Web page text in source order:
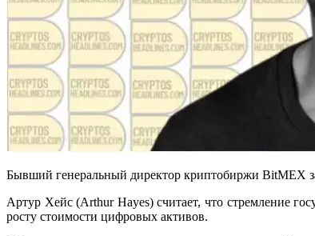
Бывший генеральный директор криптобиржи BitMEX
Артур Хейс (Arthur Hayes) считает, что стремление
росту стоимости цифровых активов.